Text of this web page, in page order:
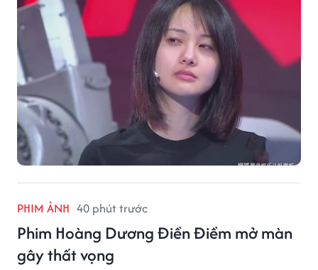
PHIM ẢNH 40 phút trước
Phim Hoàng Dương Điền Điềm mở màn
gây thất vọng